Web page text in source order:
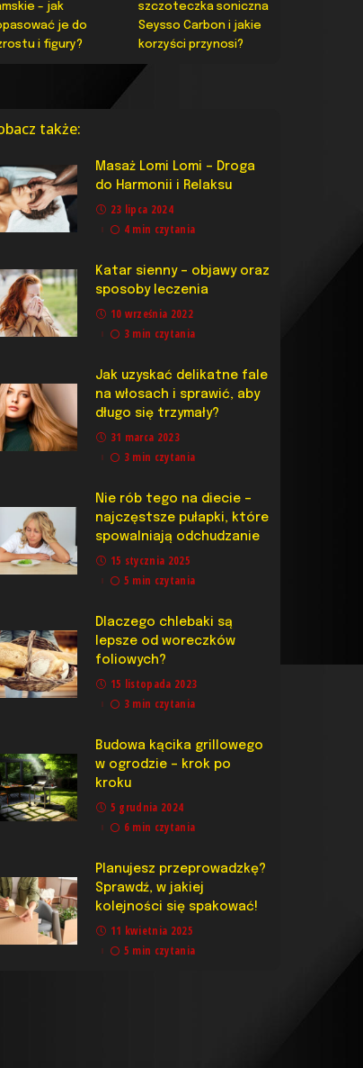
– jak
je do
i figury?
szczoteczka soniczna
Seysso Carbon i jakie
korzyści przynosi?
także:
Masaż Lomi Lomi – Droga
do Harmonii i Relaksu
23 lipca 2024
4 min czytania
Katar sienny – objawy oraz
sposoby leczenia
10 września 2022
3 min czytania
Jak uzyskać delikatne fale
na włosach i sprawić, aby
długo się trzymały?
31 marca 2023
3 min czytania
Nie rób tego na diecie –
najczęstsze pułapki, które
spowalniają odchudzanie
15 stycznia 2025
5 min czytania
Dlaczego chlebaki są
lepsze od woreczków
foliowych?
15 listopada 2023
3 min czytania
Budowa kącika grillowego
w ogrodzie – krok po
kroku
5 grudnia 2024
6 min czytania
Planujesz przeprowadzkę?
Sprawdź, w jakiej
kolejności się spakować!
11 kwietnia 2025
5 min czytania